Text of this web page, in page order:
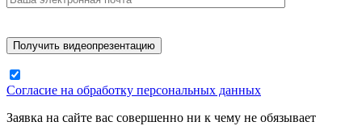
Согласие на обработку персональных данных
Заявка на сайте вас совершенно ни к чему не обязывает